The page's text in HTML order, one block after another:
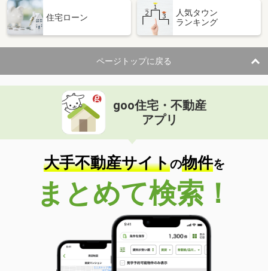
住宅ローン
人気タウン
ランキング
ページトップに戻る
goo住宅・不動産
アプリ
大手不動産サイトの物件を
まとめて検索！